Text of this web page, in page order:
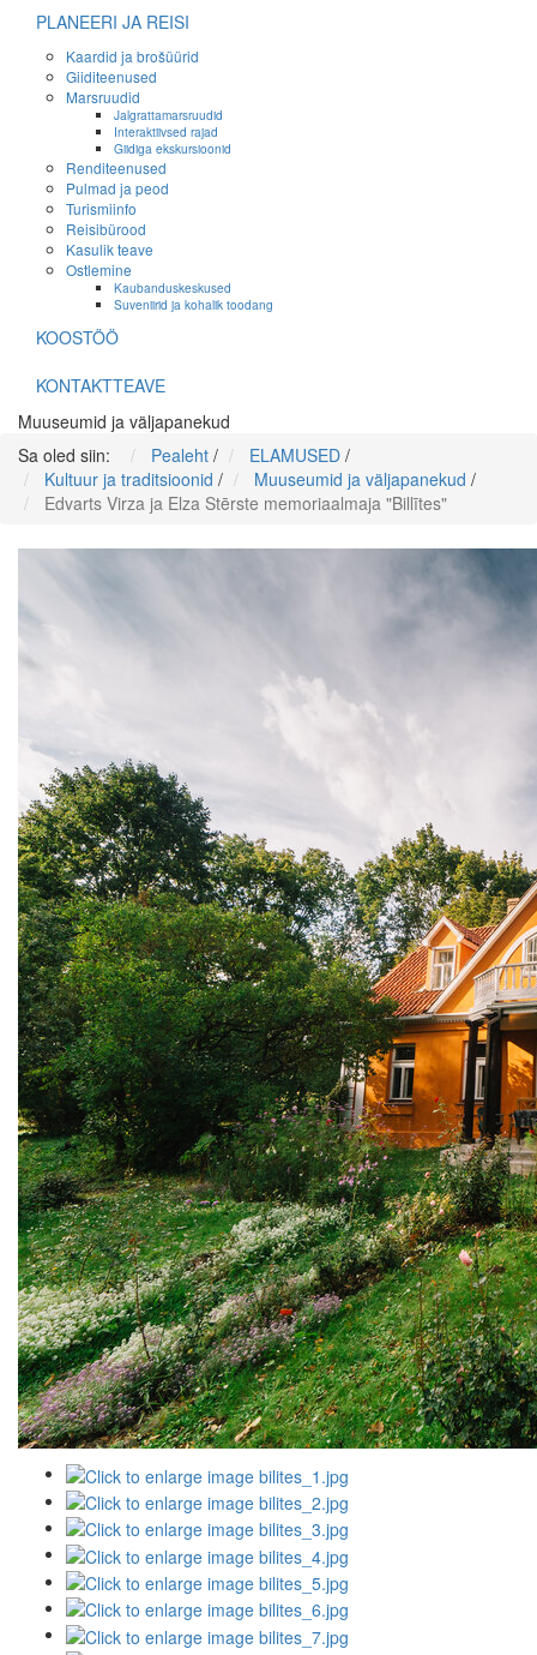
PLANEERI JA REISI
Kaardid ja brošüürid
Giiditeenused
Marsruudid
Jalgrattamarsruudid
Interaktiivsed rajad
Giidiga ekskursioonid
Renditeenused
Pulmad ja peod
Turismiinfo
Reisibürood
Kasulik teave
Ostlemine
Kaubanduskeskused
Suveniirid ja kohalik toodang
KOOSTÖÖ
KONTAKTTEAVE
Muuseumid ja väljapanekud
Sa oled siin:
Pealeht / ELAMUSED /
Kultuur ja traditsioonid / Muuseumid ja väljapanekud /
Edvarts Virza ja Elza Stērste memoriaalmaja "Billītes"